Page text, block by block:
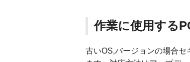
作業に使用する
古いOS,バージョンの場合